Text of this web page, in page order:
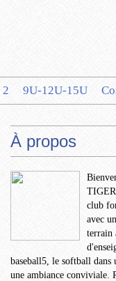
2 9U-12U-15U
À propos
club
avec
terrain
baseball5, le softball
une ambiance conviviale.